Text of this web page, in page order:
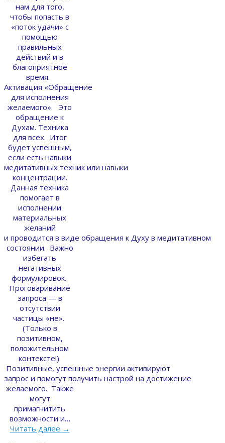
нам для того,
чтобы попасть в
«поток удачи» с
помощью
правильных
действий и в
благоприятное
время.
Активация «Обращение
для исполнения
желаемого». Это
обращение к
Духам. Техника
для всех. Итог
будет успешным,
если есть навыки
медитативных техник или навыки
концентрации.
Данная техника
помогает в
исполнении
материальных
желаний
и проводится в виде обращения к Духу в медитативном
состоянии. Важно
избегать
негативных
формулировок.
Проговаривание
запроса — в
отсутствии
частицы «не».
(Только в
позитивном,
положительном
контексте!).
Позитивные, успешные энергии активируют
запрос и помогут получить настрой на достижение
желаемого. Также
могут
примагнитить
возможности и…
Читать далее →